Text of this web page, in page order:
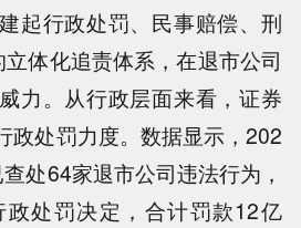
起行政处罚、民事赔偿、刑
立体化追责体系，在退市公司
力。从行政层面来看，证券
政处罚力度。数据显示，202
处64家退市公司违法行为，
处罚决定，合计罚款12亿